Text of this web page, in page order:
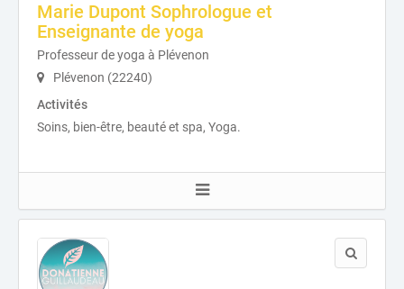
Marie Dupont Sophrologue et
Enseignante de yoga
Professeur de yoga à Plévenon
Plévenon (22240)
Activités
Soins, bien-être, beauté et spa, Yoga.